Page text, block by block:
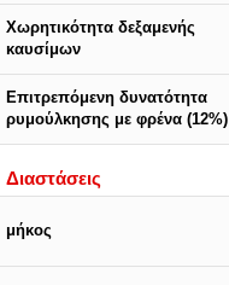
Χωρητικότητα δεξαμενής
καυσίμων
Επιτρεπόμενη δυνατότητα
ρυμούλκησης με φρένα (12%)
Διαστάσεις
μήκος